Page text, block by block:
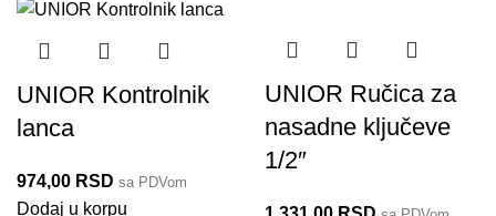
UNIOR Kontrolnik
lanca
974,00 RSD sa PDVom
Dodaj u korpu
1644/6
UNIOR Ručica za
nasadne ključeve
1/2″